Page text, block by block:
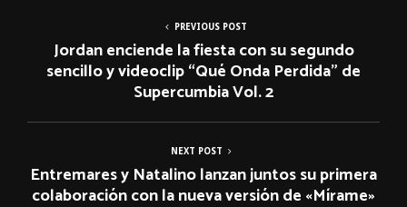
PREVIOUS POST
Jordan enciende la fiesta con su segundo
sencillo y videoclip “Qué Onda Perdida” de
Supercumbia Vol. 2
NEXT POST
Entremares y Natalino lanzan juntos su primera
colaboración con la nueva versión de «Mírame»